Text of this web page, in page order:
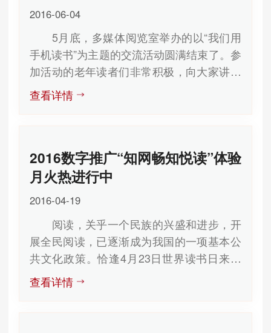
约爬山，郊游，充分感受到了现代科技给老
年生活带来的便捷。 我们也将按照计划
开始组织5月份新学员的课程，每一期的学
员都能够在课堂上快乐地学习到一些有用的
知识，是我们此项社会培训的宗旨。希望我
们的老年朋友们能在这个社会培训中真正感
2016-06-04
5月底，多媒体阅览室举办的以“我们用
手机读书”为主题的交流活动圆满结束了。参
加活动的老年读者们非常积极，向大家讲述
了自己用智能手机阅读的体验。 本次活
动开展期间，恰逢我们老年读者智能手机学
手机读书的体会，并与大家分享。同时，把
在课堂上学习的智能手机操作心得也进行了
手机更加方便快捷，随身携带，无论走到哪
都可以阅读自己喜欢的书籍和文章，获取书
和文章的方式以及操作也更为方便，我们鼓
励老年朋友们多多学习新的东西，能看到年
朋友们在晚年生活中能够积极踊跃地学习和
接受新的知识并为他们带来了快乐，我们也
查看详情
2016数字推广“知网畅知悦读”体验
月火热进行中
2016-04-19
阅读，关乎一个民族的兴盛和进步，开
展全民阅读，已逐渐成为我国的一项基本公
共文化政策。恰逢4月23日世界读书日来临
之际，我部门与同方知网在4月份整月联合
开展了“知网畅知悦读”体验月活动为主题的
查看详情